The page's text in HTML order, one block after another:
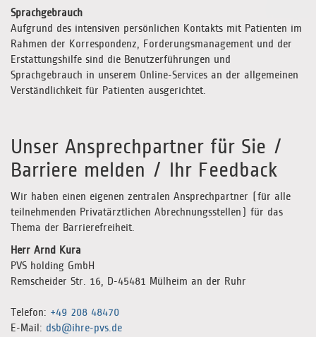
Sprachgebrauch
Aufgrund des intensiven persönlichen Kontakts mit Patienten im
Rahmen der Korrespondenz, Forderungsmanagement und der
Erstattungshilfe sind die Benutzerführungen und
Sprachgebrauch in unserem Online-Services an der allgemeinen
Verständlichkeit für Patienten ausgerichtet.
Unser Ansprechpartner für Sie /
Barriere melden / Ihr Feedback
Wir haben einen eigenen zentralen Ansprechpartner (für alle
teilnehmenden Privatärztlichen Abrechnungsstellen) für das
Thema der Barrierefreiheit.
Herr Arnd Kura
PVS holding GmbH
Remscheider Str. 16, D-45481 Mülheim an der Ruhr
Telefon: +49 208 48470
E-Mail: dsb@ihre-pvs.de